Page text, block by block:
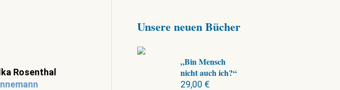
Rosenthal
Unsere neuen Bücher
„Bin Mensch
nicht auch ich?“
29,00 €